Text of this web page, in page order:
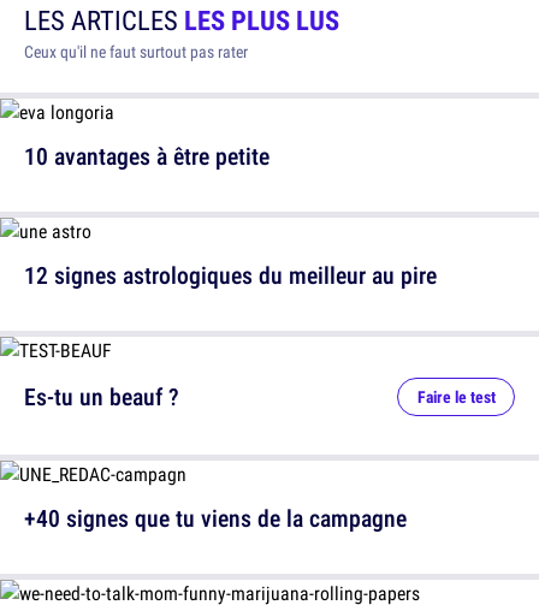
LES ARTICLES LES PLUS LUS
Ceux qu'il ne faut surtout pas rater
10 avantages à être petite
12 signes astrologiques du meilleur au pire
Es-tu un beauf ? Faire le test
+40 signes que tu viens de la campagne